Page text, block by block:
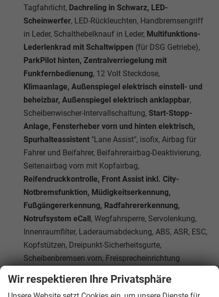
Tagfahrlicht, Dachreling in Schwarz, LED-
Scheinwerfer, LED-Rückleuchten, Handbremsengriff
in Leder, Schalthebelknauf in Leder, Multifunktions-
Lederlenkrad mit Schaltwippen (für DSG Getriebe),
ParkPilot hinten, Zentralverriegelung mit
Funkfernbedienung, 12 Volt Steckdose,
Klimaanlage, Außenspiegel elektrisch einstell- und
beheizbar, Außenspiegel elektrisch anklappbar,
Scheibenwischer-Intervallschaltung, Start-Stopp-
Anlage, Fensterheber vorn und hinten elektrisch,
Spurhalteassistent "Lane Assist", isofix, Airbag für
Fahrer und Beifahrer, Beifahrerairbag-Deaktivierung,
Seitenairbag vorn mit Kopfairbag,
Reifendruckkontrolle, Front Assist inkl. City-
Notbremsfunktion, Müdigkeitserkennung,
Fußgängererkennung, Radfahrererkennung,
Notrufsystem eCall, Wegfahrsperre, Servolenkung,
Innenraumfilter, Laderaumabdeckung, ABS, ASR, ESC,
Kopfstützen, Dreipunkt-Sicherheitsgurte,
Scheibenbremsen vorn, Freisprecheinrichtung
Das Fahrzeug verfügt über kein fest verbautes
Wir respektieren Ihre Privatsphäre